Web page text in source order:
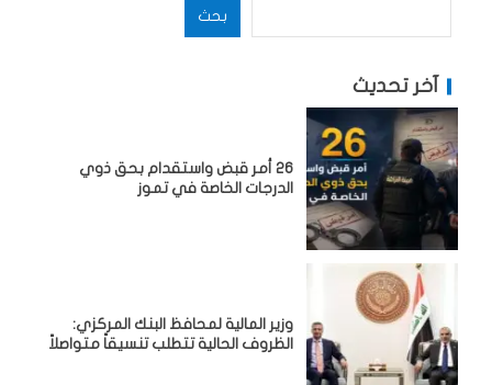
بحث
آخر تحديث
26 أمر قبض واستقدام بحق ذوي
الدرجات الخاصة في تموز
وزير المالية لمحافظ البنك المركزي:
الظروف الحالية تتطلب تنسيقاً متواصلاً